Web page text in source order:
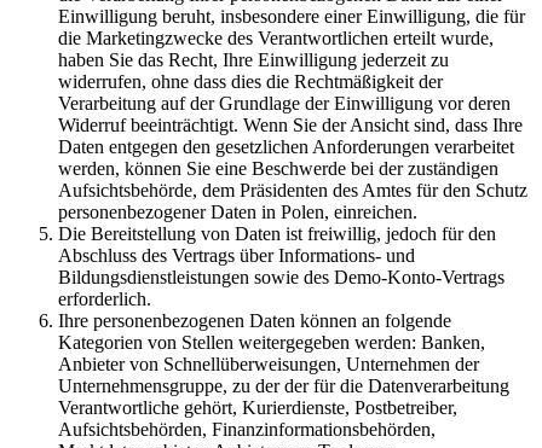
Einwilligung beruht, insbesondere einer Einwilligung, die für
die Marketingzwecke des Verantwortlichen erteilt wurde,
haben Sie das Recht, Ihre Einwilligung jederzeit zu
widerrufen, ohne dass dies die Rechtmäßigkeit der
Verarbeitung auf der Grundlage der Einwilligung vor deren
Widerruf beeinträchtigt. Wenn Sie der Ansicht sind, dass Ihre
Daten entgegen den gesetzlichen Anforderungen verarbeitet
werden, können Sie eine Beschwerde bei der zuständigen
Aufsichtsbehörde, dem Präsidenten des Amtes für den Schutz
personenbezogener Daten in Polen, einreichen.
Die Bereitstellung von Daten ist freiwillig, jedoch für den
Abschluss des Vertrags über Informations- und
Bildungsdienstleistungen sowie des Demo-Konto-Vertrags
erforderlich.
Ihre personenbezogenen Daten können an folgende
Kategorien von Stellen weitergegeben werden: Banken,
Anbieter von Schnellüberweisungen, Unternehmen der
Unternehmensgruppe, zu der der für die Datenverarbeitung
Verantwortliche gehört, Kurierdienste, Postbetreiber,
Aufsichtsbehörden, Finanzinformationsbehörden,